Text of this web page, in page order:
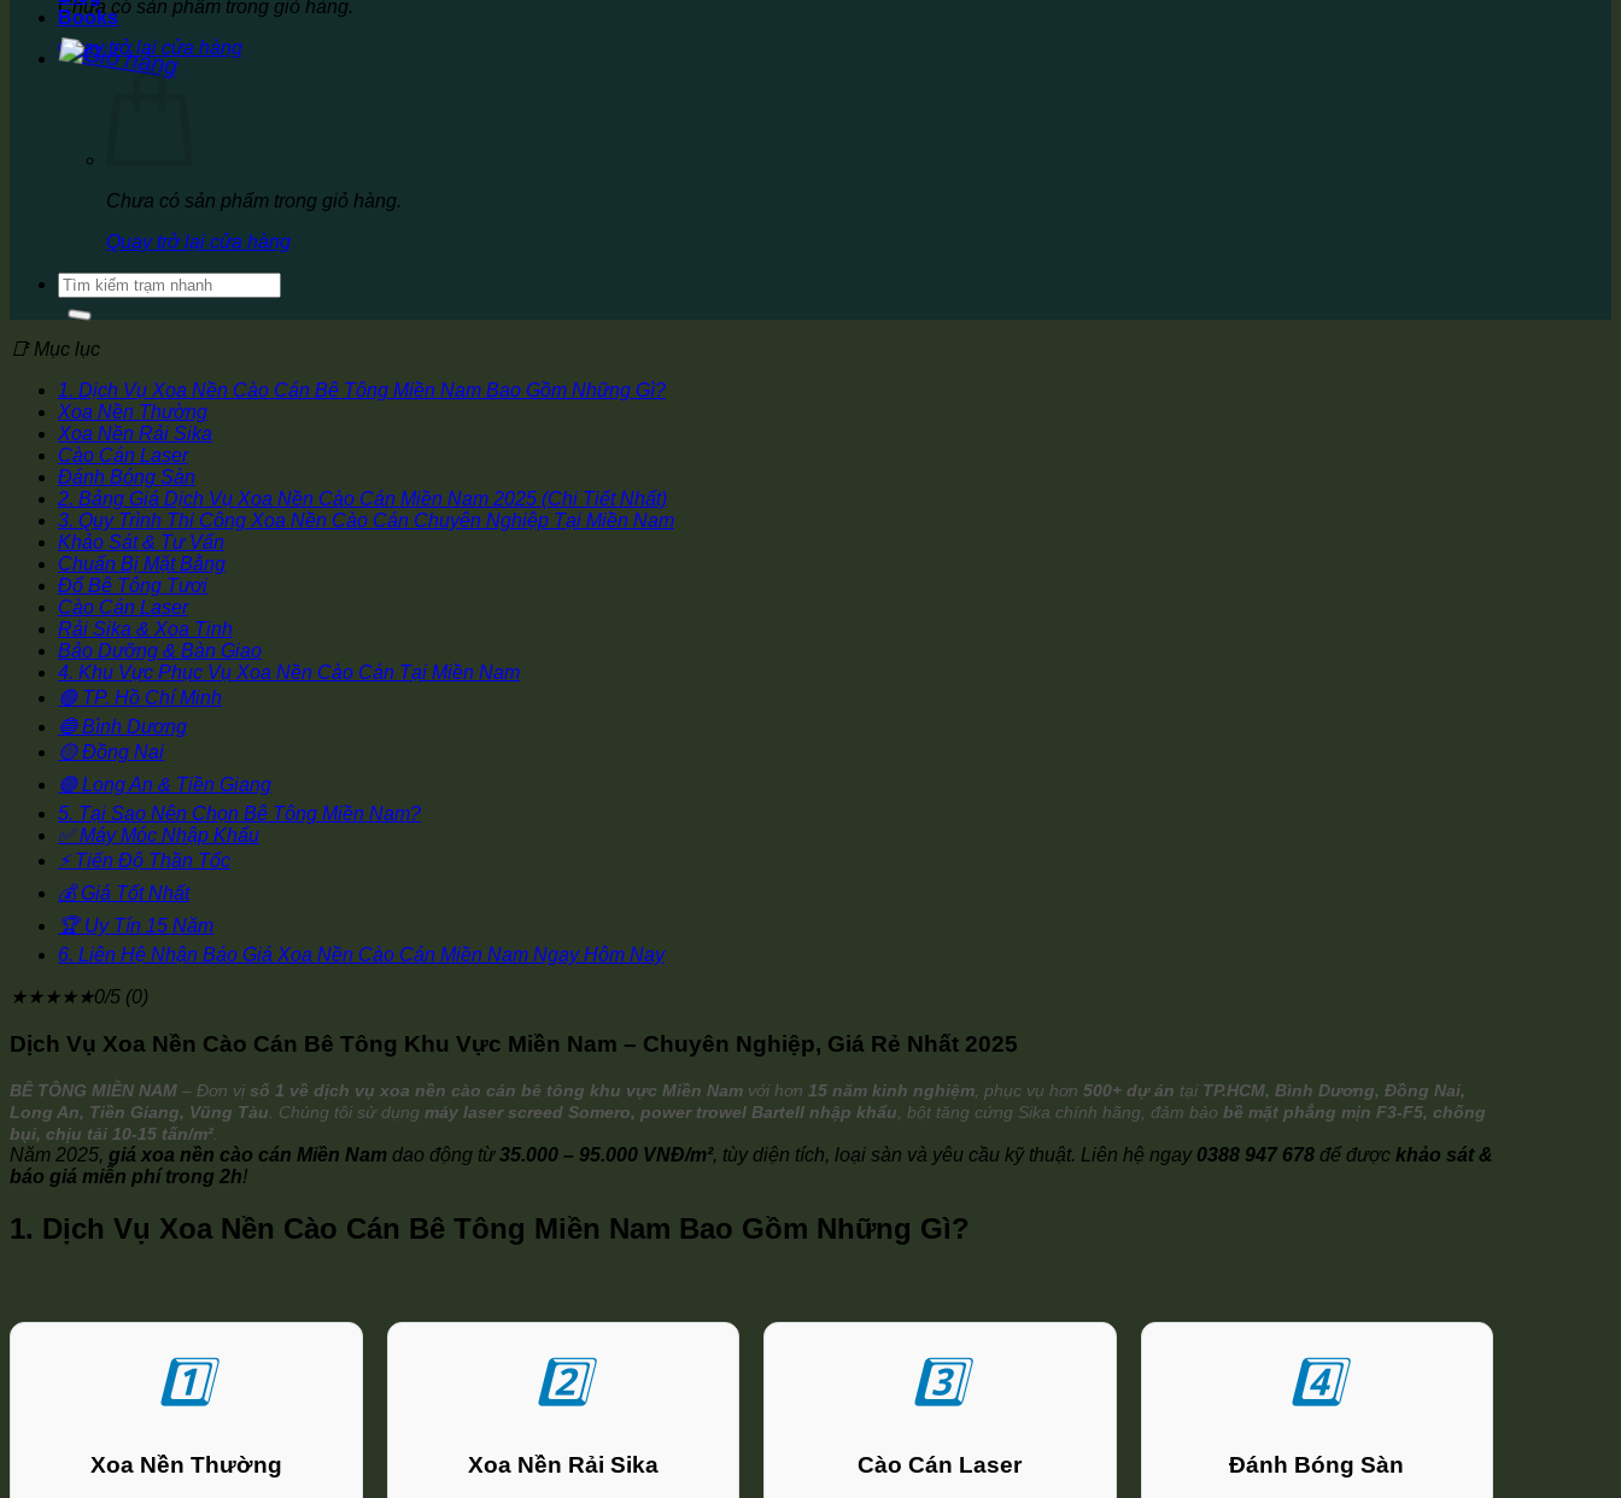
Chưa có sản phẩm trong giỏ hàng.
Quay trở lại cửa hàng
Books
Chưa có sản phẩm trong giỏ hàng.
Quay trở lại cửa hàng
Tìm
kiếm:
📑 Mục lục
1. Dịch Vụ Xoa Nền Cào Cán Bê Tông Miền Nam Bao Gồm Những Gì?
Xoa Nền Thường
Xoa Nền Rải Sika
Cào Cán Laser
Đánh Bóng Sàn
2. Bảng Giá Dịch Vụ Xoa Nền Cào Cán Miền Nam 2025 (Chi Tiết Nhất)
3. Quy Trình Thi Công Xoa Nền Cào Cán Chuyên Nghiệp Tại Miền Nam
Khảo Sát & Tư Vấn
Chuẩn Bị Mặt Bằng
Đổ Bê Tông Tươi
Cào Cán Laser
Rải Sika & Xoa Tinh
Bảo Dưỡng & Bàn Giao
4. Khu Vực Phục Vụ Xoa Nền Cào Cán Tại Miền Nam
🟢 TP. Hồ Chí Minh
🔵 Bình Dương
🟡 Đồng Nai
🟣 Long An & Tiền Giang
5. Tại Sao Nên Chọn Bê Tông Miền Nam?
✅ Máy Móc Nhập Khẩu
⚡ Tiến Độ Thần Tốc
💰 Giá Tốt Nhất
🏆 Uy Tín 15 Năm
6. Liên Hệ Nhận Báo Giá Xoa Nền Cào Cán Miền Nam Ngay Hôm Nay
★★★★★0/5 (0)
Dịch Vụ Xoa Nền Cào Cán Bê Tông Khu Vực Miền Nam – Chuyên Nghiệp, Giá Rẻ Nhất 2025
BÊ TÔNG MIỀN NAM – Đơn vị số 1 về dịch vụ xoa nền cào cán bê tông khu vực Miền Nam với hơn 15 năm kinh nghiệm, phục vụ hơn 500+ dự án tại TP.HCM, Bình Dương, Đồng Nai,
Long An, Tiền Giang, Vũng Tàu. Chúng tôi sử dụng máy laser screed Somero, power trowel Bartell nhập khẩu, bột tăng cứng Sika chính hãng, đảm bảo bề mặt phẳng mịn F3-F5, chống
bụi, chịu tải 10-15 tấn/m².
Năm 2025, giá xoa nền cào cán Miền Nam dao động từ35.000 – 95.000 VNĐ/m², tùy diện tích, loại sàn và yêu cầu kỹ thuật. Liên hệ ngay 0388 947 678 để được khảo sát &
báo giá miễn phí trong 2h!
1. Dịch Vụ Xoa Nền Cào Cán Bê Tông Miền Nam Bao Gồm Những Gì?
1️⃣
Xoa Nền Thường
2️⃣
Xoa Nền Rải Sika
3️⃣
Cào Cán Laser
4️⃣
Đánh Bóng Sàn